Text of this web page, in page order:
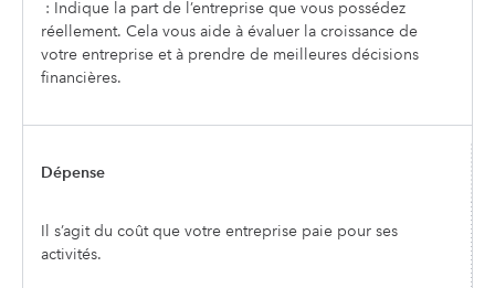
: Indique la part de l’entreprise que vous possédez
réellement. Cela vous aide à évaluer la croissance de
votre entreprise et à prendre de meilleures décisions
financières.
Dépense
Il s’agit du coût que votre entreprise paie pour ses
activités.